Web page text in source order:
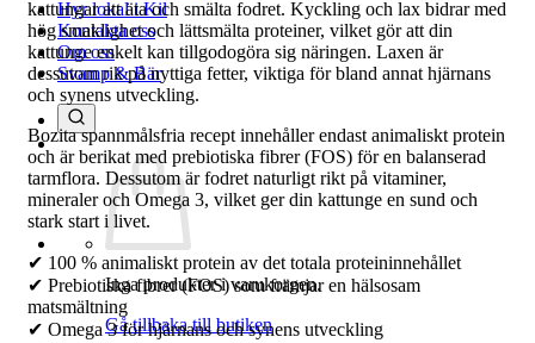
Hyr lokal i Kil
Kontakta oss
Om oss
Svamp & Bär
Inga produkter i varukorgen.
Gå tillbaka till butiken
kattungar att äta och smälta fodret. Kyckling och lax bidrar med
hög smaklighet och lättsmälta proteiner, vilket gör att din
kattunge enkelt kan tillgodogöra sig näringen. Laxen är
dessutom rik på nyttiga fetter, viktiga för bland annat hjärnans
och synens utveckling.
Bozita spannmålsfria recept innehåller endast animaliskt protein
och är berikat med prebiotiska fibrer (FOS) för en balanserad
tarmflora. Dessutom är fodret naturligt rikt på vitaminer,
mineraler och Omega 3, vilket ger din kattunge en sund och
stark start i livet.
✔ 100 % animaliskt protein av det totala proteininnehållet
✔ Prebiotiska fibrer (FOS) som främjar en hälsosam
matsmältning
✔ Omega 3 för hjärnans och synens utveckling